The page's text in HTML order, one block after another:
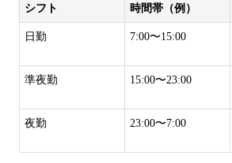
シフト 時間帯（例）
日勤 7:00〜15:00
準夜勤 15:00〜23:00
夜勤 23:00〜7:00